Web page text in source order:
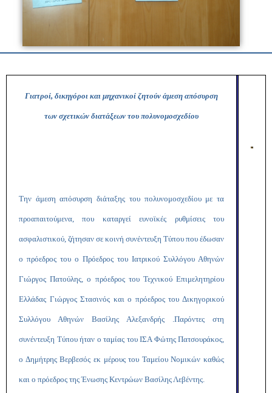
Γιατροί, δικηγόροι και μηχανικοί ζητούν άμεση απόσυρση
των σχετικών διατάξεων του πολυνομοσχεδίου
Tην άμεση απόσυρση διάταξης του πολυνομοσχεδίου με τα
προαπαιτούμενα, που καταργεί ευνοϊκές ρυθμίσεις του
ασφαλιστικού, ζήτησαν σε κοινή συνέντευξη Τύπου που έδωσαν
ο πρόεδρος του ο Πρόεδρος του Ιατρικού Συλλόγου Αθηνών
Γιώργος Πατούλης, ο πρόεδρος του Τεχνικού Επιμελητηρίου
Ελλάδας Γιώργος Στασινός και ο πρόεδρος του Δικηγορικού
Συλλόγου Αθηνών Βασίλης Αλεξανδρής .Παρόντες στη
συνέντευξη Τύπου ήταν ο ταμίας του ΙΣΑ Φώτης Πατσουράκος,
ο Δημήτρης Βερβεσός εκ μέρους του Ταμείου Νομικών καθώς
και ο πρόεδρος της Ένωσης Κεντρώων Βασίλης Λεβέντης.